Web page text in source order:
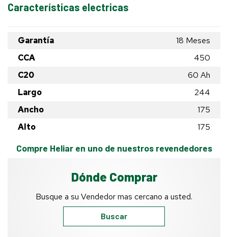
Características electricas
Garantía
18 Meses
CCA
450
C20
60 Ah
Largo
244
Ancho
175
Alto
175
Compre Heliar en uno de nuestros revendedores
Dónde Comprar
Busque a su Vendedor mas cercano a usted.
Buscar